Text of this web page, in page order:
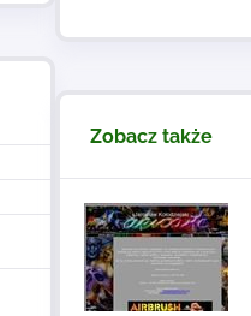
Zobacz także